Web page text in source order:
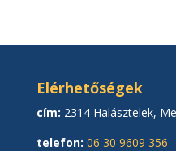
Elérhetőségek
cím: 2314 Halásztelek,
telefon: 06 30 9609 356